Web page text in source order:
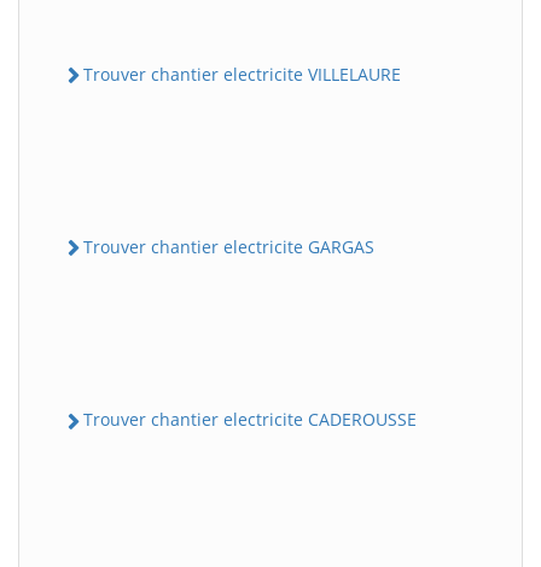
Trouver chantier electricite VILLELAURE
Trouver chantier electricite GARGAS
Trouver chantier electricite CADEROUSSE